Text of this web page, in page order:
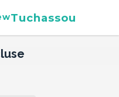
Tuchassou